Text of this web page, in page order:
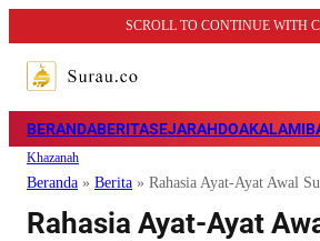
SCROLL TO CONTINUE WITH
BERANDABERITASEJARAHDOAKALAM
Khazanah
Beranda » Berita » Rahasia Ayat-Ayat Awal
Rahasia Ayat-Ayat